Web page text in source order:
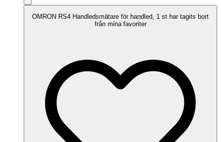
OMRON RS4 Handledsmätare för handled, 1 st har tagits bort
från mina favoriter